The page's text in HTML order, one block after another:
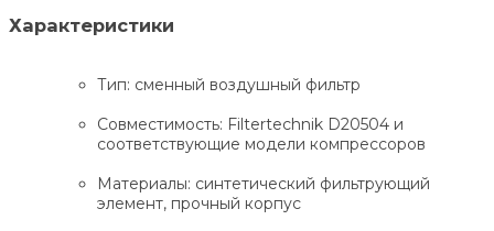
Характеристики
Тип: сменный воздушный фильтр
Совместимость: Filtertechnik D20504 и
соответствующие модели компрессоров
Материалы: синтетический фильтрующий
элемент, прочный корпус